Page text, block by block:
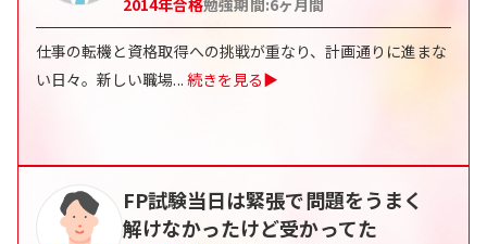
2014年合格勉強期間:6ヶ月間
仕事の転機と資格取得への挑戦が重なり、計画通りに進まな
い日々。新しい職場... 続きを見る▶
FP試験当日は緊張で問題をうまく
解けなかったけど受かってた